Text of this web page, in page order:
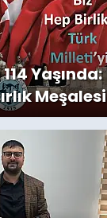
Yaşında:
Meşalesi